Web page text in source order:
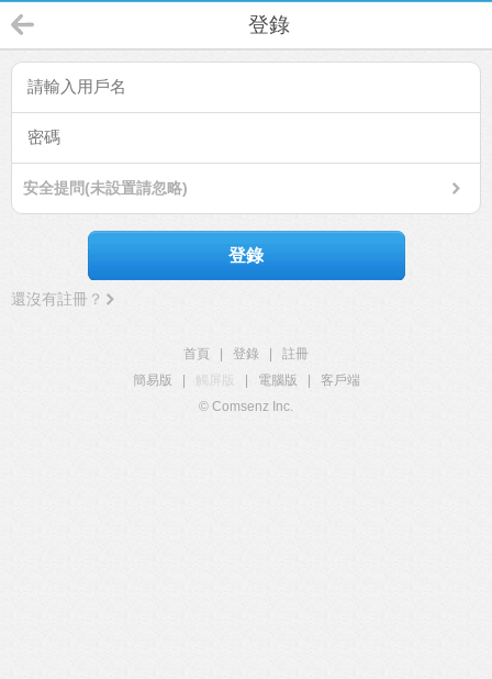
登錄
安全提問(未設置請忽略)
登錄
還沒有註冊？
首頁 登錄
註冊
簡易版
觸屏版 電腦版
客戶端
© Comsenz Inc.